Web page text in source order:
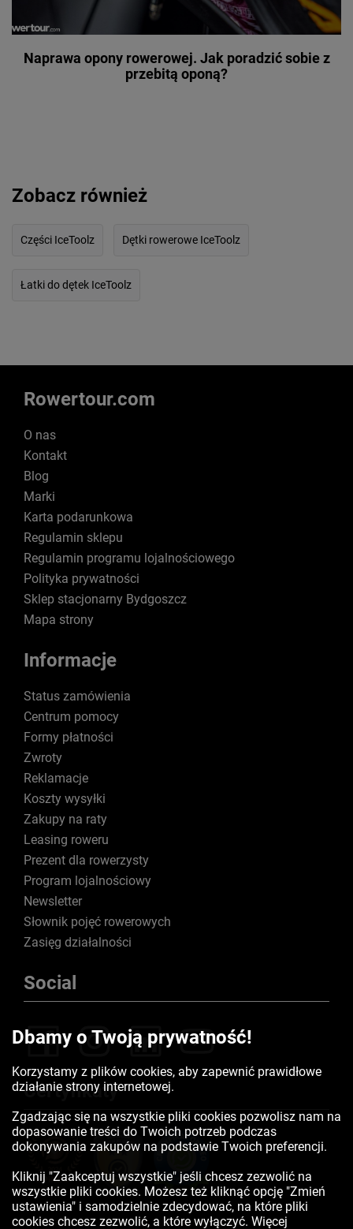
Naprawa opony rowerowej. Jak poradzić sobie z
przebitą oponą?
Zobacz również
Części IceToolz Dętki rowerowe IceToolz
Łatki do dętek IceToolz
Rowertour.com
O nas
Kontakt
Blog
Marki
Karta podarunkowa
Regulamin sklepu
Regulamin programu lojalnościowego
Polityka prywatności
Sklep stacjonarny Bydgoszcz
Mapa strony
Informacje
Status zamówienia
Centrum pomocy
Formy płatności
Zwroty
Reklamacje
Koszty wysyłki
Zakupy na raty
Leasing roweru
Prezent dla rowerzysty
Program lojalnościowy
Newsletter
Słownik pojęć rowerowych
Zasięg działalności
Social
Certyfikaty
Dbamy o Twoją prywatność!
Korzystamy z plików cookies, aby zapewnić prawidłowe
działanie strony internetowej.
Zgadzając się na wszystkie pliki cookies pozwolisz nam na
dopasowanie treści do Twoich potrzeb podczas
dokonywania zakupów na podstawie Twoich preferencji.
Kliknij "Zaakceptuj wszystkie" jeśli chcesz zezwolić na
wszystkie pliki cookies. Możesz też kliknąć opcję "Zmień
ustawienia" i samodzielnie zdecydować, na które pliki
cookies chcesz zezwolić, a które wyłączyć. Więcej